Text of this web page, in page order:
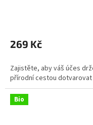
produktu
je
z
5
hvězdiček.
269 Kč
Zajistěte, aby váš účes
přírodní cestou dotvarovat
Bio